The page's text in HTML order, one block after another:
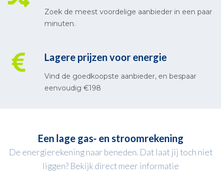
Zoek de meest voordelige aanbieder in een paar
minuten.
Lagere prijzen voor energie
Vind de goedkoopste aanbieder, en bespaar
eenvoudig €198
Een lage gas- en stroomrekening
De energierekening naar beneden. Dat laat jij toch niet
liggen? Bekijk direct meer informatie